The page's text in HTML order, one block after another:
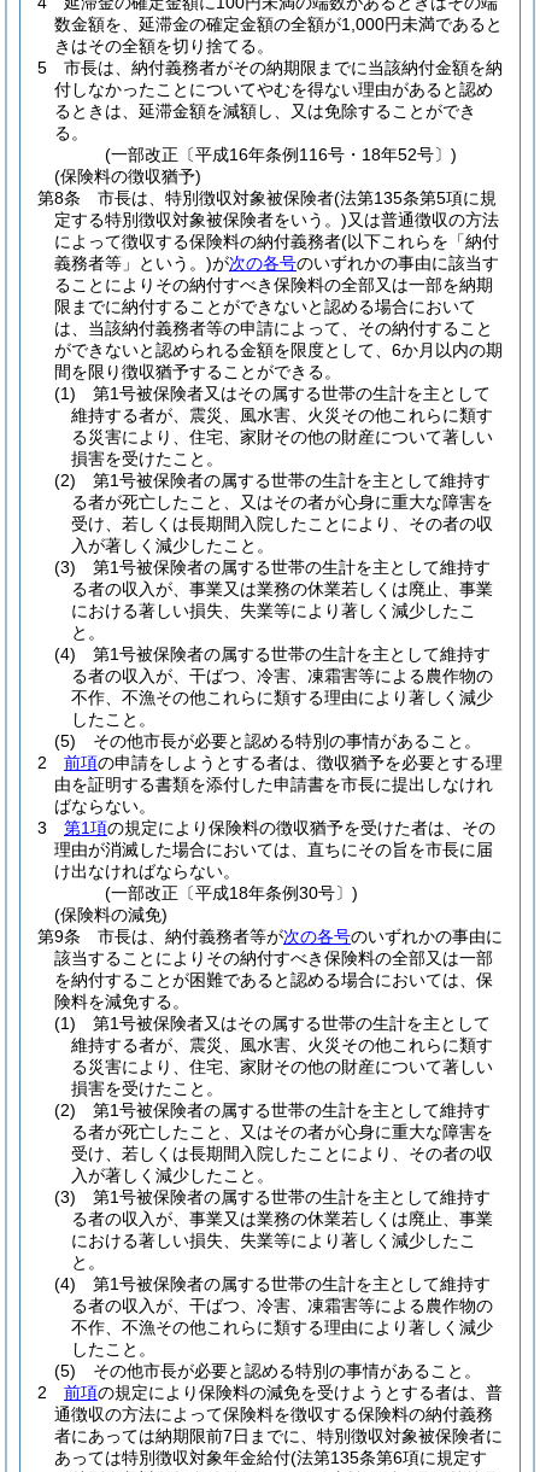
数金額を、延滞金の確定金額の全額が1,000円未満であると
きはその全額を切り捨てる。
5
市長は、納付義務者がその納期限までに当該納付金額を納
付しなかったことについてやむを得ない理由があると認め
るときは、延滞金額を減額し、又は免除することができ
る。
(一部改正〔平成16年条例116号・18年52号〕)
(保険料の徴収猶予)
第8条
市長は、特別徴収対象被保険者(法第135条第5項に規
定する特別徴収対象被保険者をいう。)又は普通徴収の方法
によって徴収する保険料の納付義務者(以下これらを「納付
義務者等」という。)が次の各号のいずれかの事由に該当す
ることによりその納付すべき保険料の全部又は一部を納期
限までに納付することができないと認める場合において
は、当該納付義務者等の申請によって、その納付すること
ができないと認められる金額を限度として、6か月以内の期
間を限り徴収猶予することができる。
(1)
第1号被保険者又はその属する世帯の生計を主として
維持する者が、震災、風水害、火災その他これらに類す
る災害により、住宅、家財その他の財産について著しい
損害を受けたこと。
(2)
第1号被保険者の属する世帯の生計を主として維持す
る者が死亡したこと、又はその者が心身に重大な障害を
受け、若しくは長期間入院したことにより、その者の収
入が著しく減少したこと。
(3)
第1号被保険者の属する世帯の生計を主として維持す
る者の収入が、事業又は業務の休業若しくは廃止、事業
における著しい損失、失業等により著しく減少したこ
と。
(4)
第1号被保険者の属する世帯の生計を主として維持す
る者の収入が、干ばつ、冷害、凍霜害等による農作物の
不作、不漁その他これらに類する理由により著しく減少
したこと。
(5)
その他市長が必要と認める特別の事情があること。
2
前項の申請をしようとする者は、徴収猶予を必要とする理
由を証明する書類を添付した申請書を市長に提出しなけれ
ばならない。
3
第1項の規定により保険料の徴収猶予を受けた者は、その
理由が消滅した場合においては、直ちにその旨を市長に届
け出なければならない。
(一部改正〔平成18年条例30号〕)
(保険料の減免)
第9条
市長は、納付義務者等が次の各号のいずれかの事由に
該当することによりその納付すべき保険料の全部又は一部
を納付することが困難であると認める場合においては、保
険料を減免する。
(1)
第1号被保険者又はその属する世帯の生計を主として
維持する者が、震災、風水害、火災その他これらに類す
る災害により、住宅、家財その他の財産について著しい
損害を受けたこと。
(2)
第1号被保険者の属する世帯の生計を主として維持す
る者が死亡したこと、又はその者が心身に重大な障害を
受け、若しくは長期間入院したことにより、その者の収
入が著しく減少したこと。
(3)
第1号被保険者の属する世帯の生計を主として維持す
る者の収入が、事業又は業務の休業若しくは廃止、事業
における著しい損失、失業等により著しく減少したこ
と。
(4)
第1号被保険者の属する世帯の生計を主として維持す
る者の収入が、干ばつ、冷害、凍霜害等による農作物の
不作、不漁その他これらに類する理由により著しく減少
したこと。
(5)
その他市長が必要と認める特別の事情があること。
2
前項の規定により保険料の減免を受けようとする者は、普
通徴収の方法によって保険料を徴収する保険料の納付義務
者にあっては納期限前7日までに、特別徴収対象被保険者に
あっては特別徴収対象年金給付(法第135条第6項に規定す